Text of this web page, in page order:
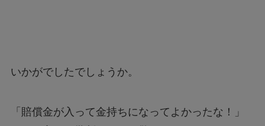
いかがでしたでしょうか。
「賠償金が入って金持ちになってよかったな！」